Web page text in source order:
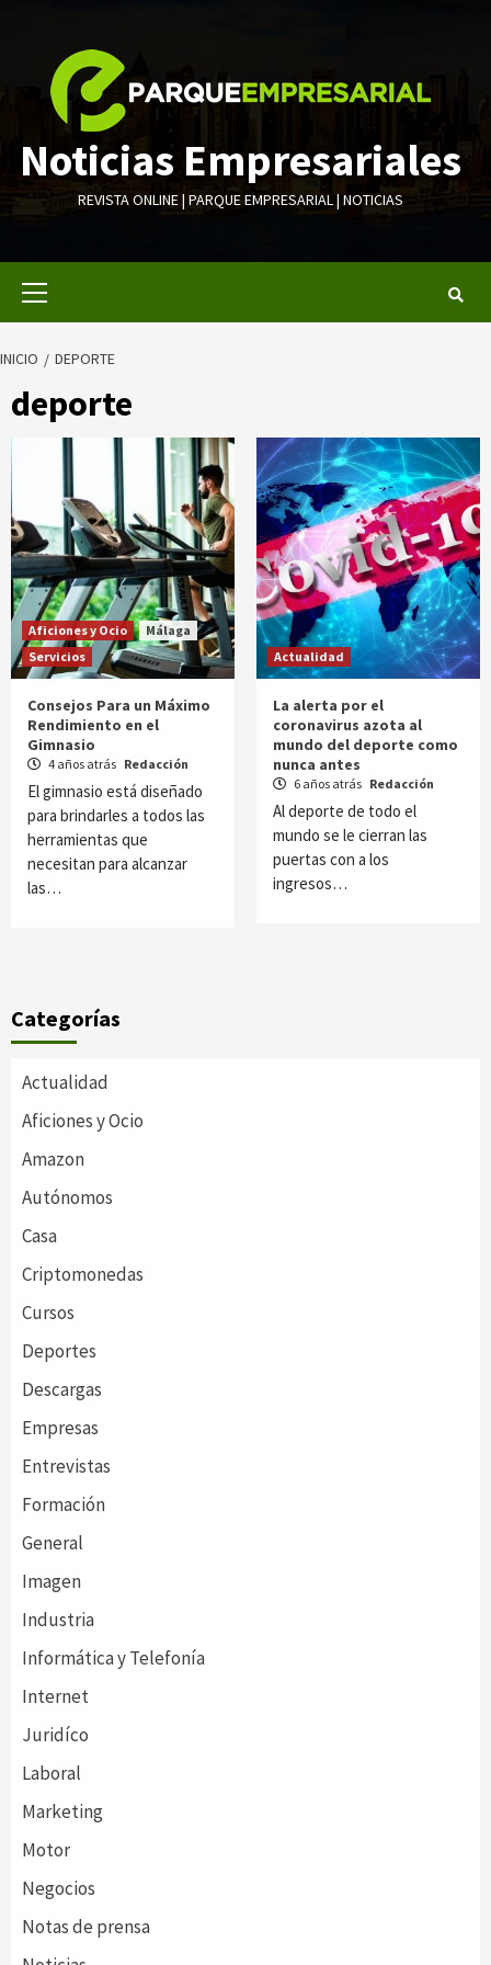
contenido
Noticias Empresariales
REVISTA ONLINE | PARQUE EMPRESARIAL | NOTICIAS
INICIO DEPORTE
deporte
Aficiones y Ocio
Málaga
Servicios
Consejos Para un Máximo
Rendimiento en el
Gimnasio
4 años atrás Redacción
El gimnasio está diseñado
para brindarles a todos las
herramientas que
necesitan para alcanzar
las…
Actualidad
La alerta por el
coronavirus azota al
mundo del deporte como
nunca antes
6 años atrás Redacción
Al deporte de todo el
mundo se le cierran las
puertas con a los
ingresos…
Categorías
Actualidad
Aficiones y Ocio
Amazon
Autónomos
Casa
Criptomonedas
Cursos
Deportes
Descargas
Empresas
Entrevistas
Formación
General
Imagen
Industria
Informática y Telefonía
Internet
Juridíco
Laboral
Marketing
Motor
Negocios
Notas de prensa